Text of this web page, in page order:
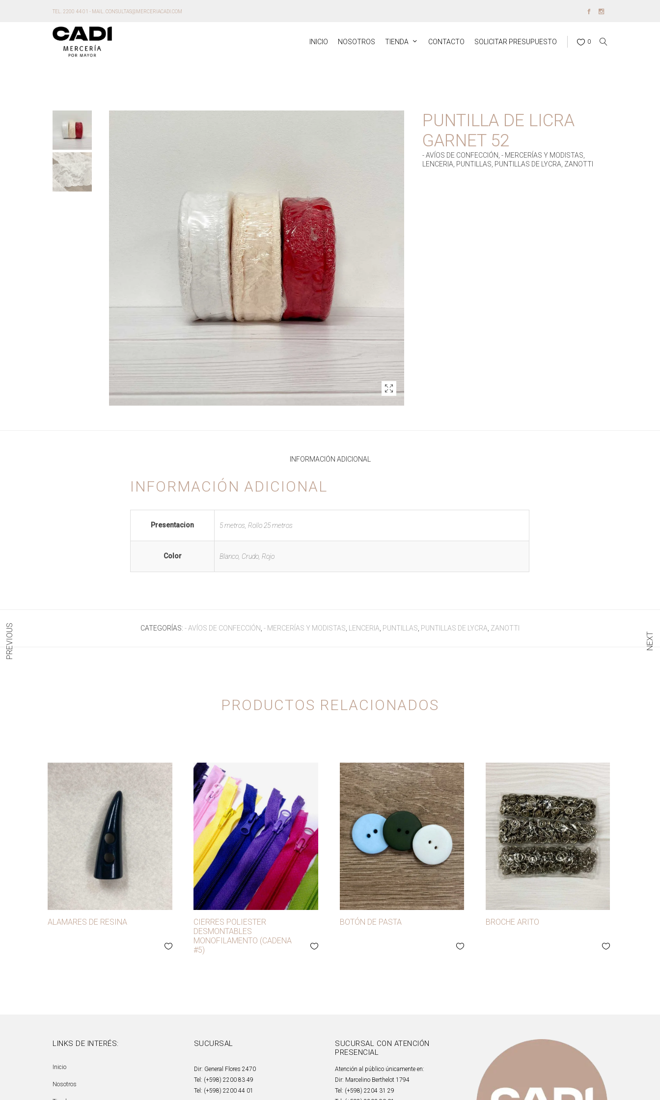
TEL. 2200 44 01 - MAIL. CONSULTAS@MERCERIACADI.COM
INICIO NOSOTROS TIENDA CONTACTO SOLICITAR PRESUPUESTO 0
PUNTILLA DE LICRA
GARNET 52
- AVÍOS DE CONFECCIÓN ,- MERCERÍAS Y MODISTAS
LENCERIA PUNTILLAS PUNTILLAS DE LYCRA ZANOTTI
PREVIOUS NEXT
INFORMACIÓN ADICIONAL
INFORMACIÓN ADICIONAL
Presentacion 5 metros, Rollo 25 metros
Color Blanco, Crudo, Rojo
CATEGORÍAS: - AVÍOS DE CONFECCIÓN - MERCERÍAS Y MODISTAS LENCERIA PUNTILLAS PUNTILLAS DE LYCRA ZANOTTI
PRODUCTOS RELACIONADOS
ALAMARES DE RESINA
CIERRES POLIESTER
DESMONTABLES
MONOFILAMENTO (CADENA
#5)
BOTÓN DE PASTA BROCHE ARITO
LINKS DE INTERÉS:
Inicio
Nosotros
SUCURSAL
Dir: General Flores 2470
Tel: (+598) 2200 83 49
Tel: (+598) 2200 44 01
SUCURSAL CON ATENCIÓN
PRESENCIAL
Atención al público únicamente en:
Dir: Marcelino Berthelot 1794
Tel: (+598) 2204 31 29